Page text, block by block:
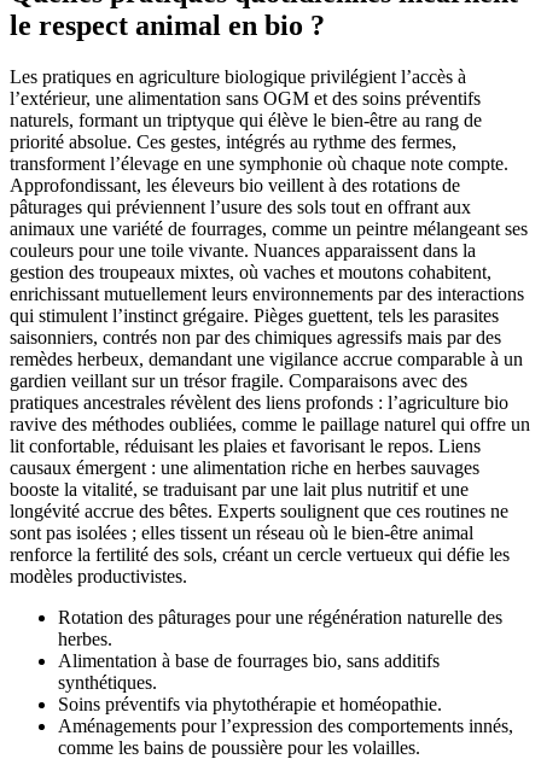
le respect animal en bio ?
Les pratiques en agriculture biologique privilégient l’accès à
l’extérieur, une alimentation sans OGM et des soins préventifs
naturels, formant un triptyque qui élève le bien-être au rang de
priorité absolue. Ces gestes, intégrés au rythme des fermes,
transforment l’élevage en une symphonie où chaque note compte.
Approfondissant, les éleveurs bio veillent à des rotations de
pâturages qui préviennent l’usure des sols tout en offrant aux
animaux une variété de fourrages, comme un peintre mélangeant ses
couleurs pour une toile vivante. Nuances apparaissent dans la
gestion des troupeaux mixtes, où vaches et moutons cohabitent,
enrichissant mutuellement leurs environnements par des interactions
qui stimulent l’instinct grégaire. Pièges guettent, tels les parasites
saisonniers, contrés non par des chimiques agressifs mais par des
remèdes herbeux, demandant une vigilance accrue comparable à un
gardien veillant sur un trésor fragile. Comparaisons avec des
pratiques ancestrales révèlent des liens profonds : l’agriculture bio
ravive des méthodes oubliées, comme le paillage naturel qui offre un
lit confortable, réduisant les plaies et favorisant le repos. Liens
causaux émergent : une alimentation riche en herbes sauvages
booste la vitalité, se traduisant par une lait plus nutritif et une
longévité accrue des bêtes. Experts soulignent que ces routines ne
sont pas isolées ; elles tissent un réseau où le bien-être animal
renforce la fertilité des sols, créant un cercle vertueux qui défie les
modèles productivistes.
Rotation des pâturages pour une régénération naturelle des
herbes.
Alimentation à base de fourrages bio, sans additifs
synthétiques.
Soins préventifs via phytothérapie et homéopathie.
Aménagements pour l’expression des comportements innés,
comme les bains de poussière pour les volailles.